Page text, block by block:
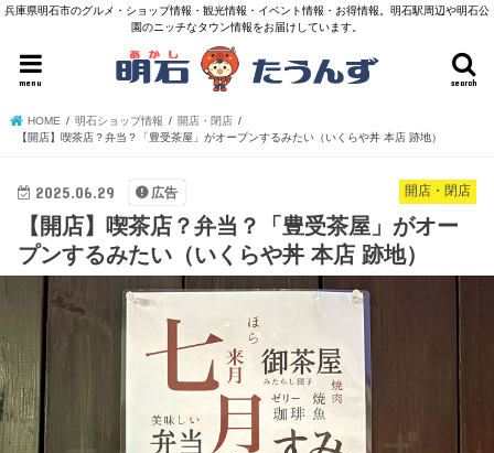
兵庫県明石市のグルメ・ショップ情報・観光情報・イベント情報・お得情報。明石駅周辺や明石公
園のニッチなタウン情報をお届けしています。
search
menu
HOME 明石ショップ情報
開店・閉店
【開店】喫茶店？弁当？「豊受茶屋」がオープンするみたい（いくらや丼 本店 跡地）
開店・閉店
2025.06.29 広告
【開店】喫茶店？弁当？「豊受茶屋」がオー
プンするみたい（いくらや丼 本店 跡地）